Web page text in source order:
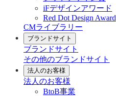
iFデザインアワード
Red Dot Design Award
CMライブラリー
ブランドサイト
ブランドサイト
その他のブランドサイト
法人のお客様
法人のお客様
BtoB事業